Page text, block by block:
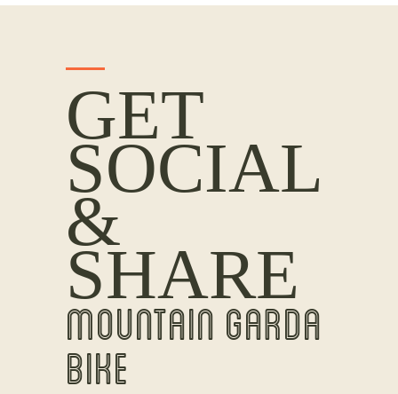
GET
SOCIAL
&
SHARE
MOUNTAIN GARDA
BIKE